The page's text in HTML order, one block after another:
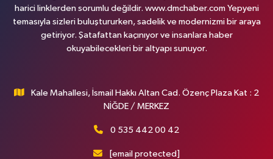
harici linklerden sorumlu değildir. www.dmchaber.com Yepyeni
temasıyla sizleri buluştururken, sadelik ve modernizmi bir araya
getiriyor. Şatafattan kaçınıyor ve insanlara haber
okuyabilecekleri bir altyapı sunuyor.
Kale Mahallesi, İsmail Hakkı Altan Cad. Özenç Plaza Kat : 2
NİĞDE / MERKEZ
0 535 442 00 42
[email protected]